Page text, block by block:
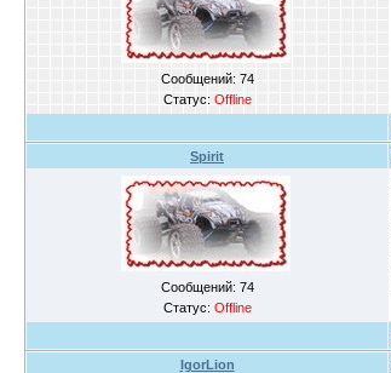
Сообщений: 74
Статус: Offline
Spirit
Сообщений: 74
Статус: Offline
IgorLion